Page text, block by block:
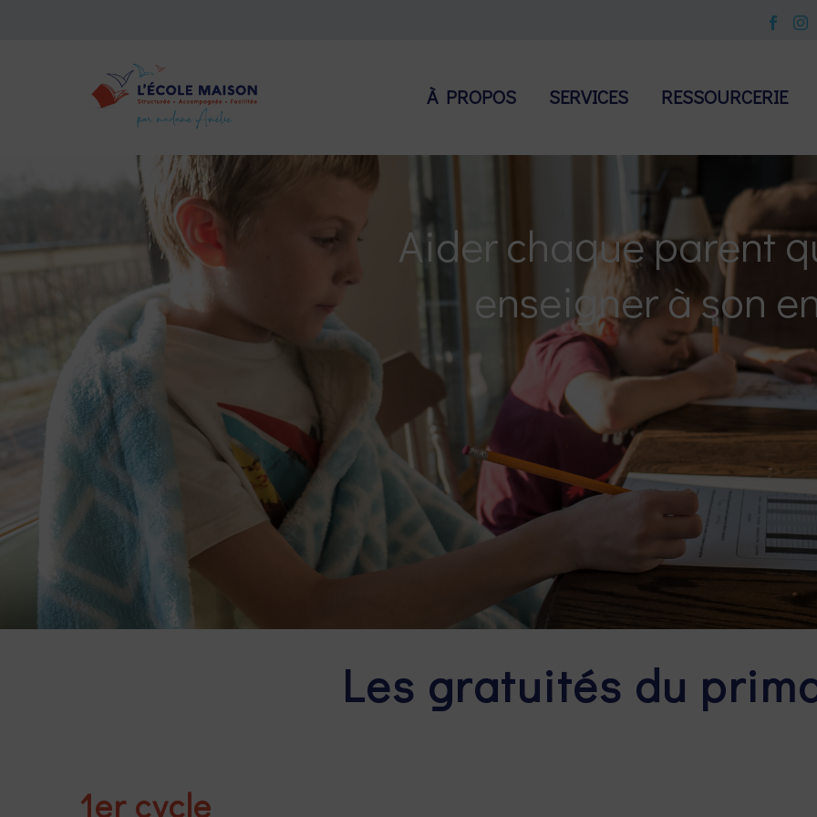
À PROPOS SERVICES RESSOURCERIE
Aider chaque parent
enseigner à son
Les gratuités du
1er cycle